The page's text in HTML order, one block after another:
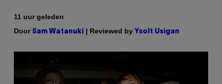
11 uur geleden
Door Sam Watanuki | Reviewed by Ysolt Usigan